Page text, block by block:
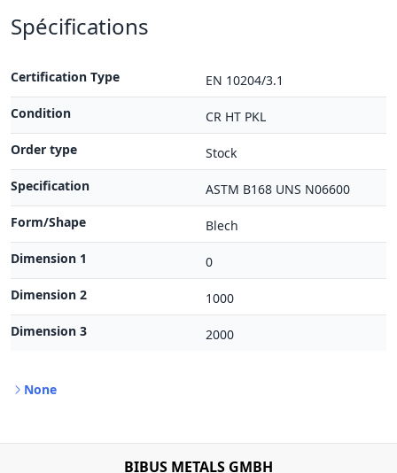
Spécifications
Certification Type
EN 10204/3.1
Condition
CR HT PKL
Order type
Stock
Specification
ASTM B168 UNS N06600
Form/Shape
Blech
Dimension 1
0
Dimension 2
1000
Dimension 3
2000
None
BIBUS METALS GMBH